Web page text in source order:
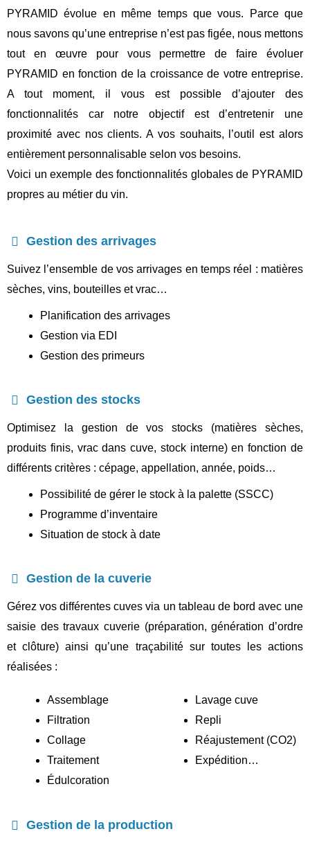
PYRAMID évolue en même temps que vous. Parce que
nous savons qu’une entreprise n’est pas figée, nous mettons
tout en œuvre pour vous permettre de faire évoluer
PYRAMID en fonction de la croissance de votre entreprise.
A tout moment, il vous est possible d’ajouter des
fonctionnalités car notre objectif est d’entretenir une
proximité avec nos clients. A vos souhaits, l’outil est alors
entièrement personnalisable selon vos besoins.
Voici un exemple des fonctionnalités globales de PYRAMID
propres au métier du vin.
Gestion des arrivages
Suivez l’ensemble de vos arrivages en temps réel : matières
sèches, vins, bouteilles et vrac…
Planification des arrivages
Gestion via EDI
Gestion des primeurs
Gestion des stocks
Optimisez
la gestion de vos stocks (matières sèches,
produits finis, vrac dans cuve, stock interne) en fonction de
différents critères : cépage, appellation, année, poids…
Possibilité de gérer le stock à la palette (SSCC)
Programme d’inventaire
Situation de stock à date
Gestion de la cuverie
Gérez vos différentes cuvesvia un tableau de bord avec une
saisie des travaux cuverie (préparation, génération d’ordre
et clôture) ainsi qu’une traçabilité sur toutes les actions
réalisées :
Assemblage
Filtration
Collage
Traitement
Édulcoration
Lavage cuve
Repli
Réajustement (CO2)
Expédition…
Gestion de la production